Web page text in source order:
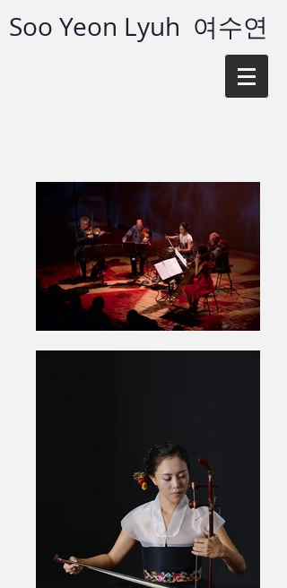
Soo Yeon Lyuh 여수연